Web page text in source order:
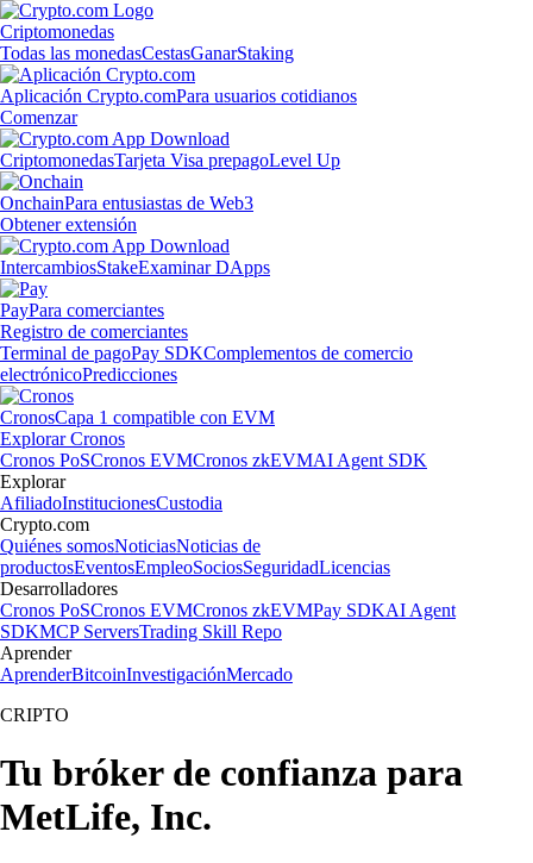
Criptomonedas
Todas las monedasCestasGanarStaking
Aplicación Crypto.comPara usuarios cotidianos
Comenzar
CriptomonedasTarjeta Visa prepagoLevel Up
OnchainPara entusiastas de Web3
Obtener extensión
IntercambiosStakeExaminar DApps
PayPara comerciantes
Registro de comerciantes
Terminal de pagoPay SDKComplementos de comercio
electrónicoPredicciones
CronosCapa 1 compatible con EVM
Explorar Cronos
Cronos PoSCronos EVMCronos zkEVMAI Agent SDK
Explorar
AfiliadoInstitucionesCustodia
Crypto.com
Quiénes somosNoticiasNoticias de
productosEventosEmpleoSociosSeguridadLicencias
Desarrolladores
Cronos PoSCronos EVMCronos zkEVMPay SDKAI Agent
SDKMCP ServersTrading Skill Repo
Aprender
AprenderBitcoinInvestigaciónMercado
CRIPTO
Tu bróker de confianza para
MetLife, Inc.